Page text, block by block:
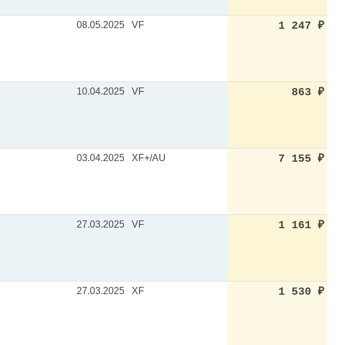
08.05.2025 VF 1 247 ₽
10.04.2025 VF 863 ₽
03.04.2025 XF+/AU 7 155 ₽
27.03.2025 VF 1 161 ₽
27.03.2025 XF 1 530 ₽